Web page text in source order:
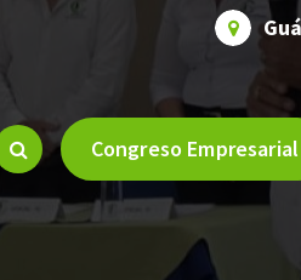
Congreso Empresarial